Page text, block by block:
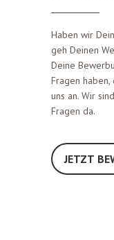
Haben wir
geh Deinen
Deine
Fragen
uns an. Wir
Fragen da.
JETZT